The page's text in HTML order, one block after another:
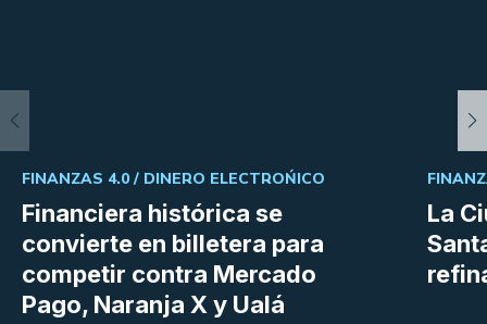
Financiera histórica se
convierte en billetera para
competir contra Mercado
Pago, Naranja X y Ualá
FINANZAS 4.0 / DINERO ELECTROŃICO
La